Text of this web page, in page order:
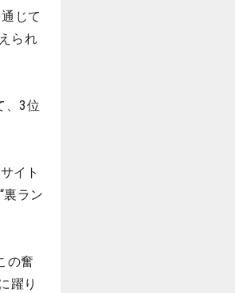
じて
られ
、3位
イト
裏ラン
の奮
躍り